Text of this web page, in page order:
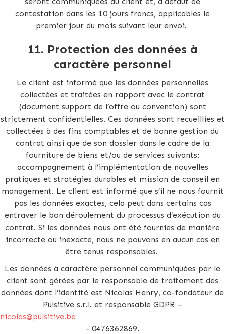
contestation dans les 10 jours francs, applicables le
premier jour du mois suivant leur envoi.
11. Protection des données à
caractère personnel
Le client est informé que les données personnelles
collectées et traitées en rapport avec le contrat
(document support de l’offre ou convention) sont
strictement confidentielles. Ces données sont recueillies et
collectées à des fins comptables et de bonne gestion du
contrat ainsi que de son dossier dans le cadre de la
fourniture de biens et/ou de services suivants:
accompagnement à l’implémentation de nouvelles
pratiques et stratégies durables et mission de conseil en
management. Le client est informé que s’il ne nous fournit
pas les données exactes, cela peut dans certains cas
entraver le bon déroulement du processus d’exécution du
contrat. Si les données nous ont été fournies de manière
incorrecte ou inexacte, nous ne pouvons en aucun cas en
être tenus responsables.
Les données à caractère personnel communiquées par le
client sont gérées par le responsable de traitement des
données dont l’identité est Nicolas Henry, co-fondateur de
Pulsitive s.r.l. et responsable GDPR –
nicolas@pulsitive.be
- 0476362869.